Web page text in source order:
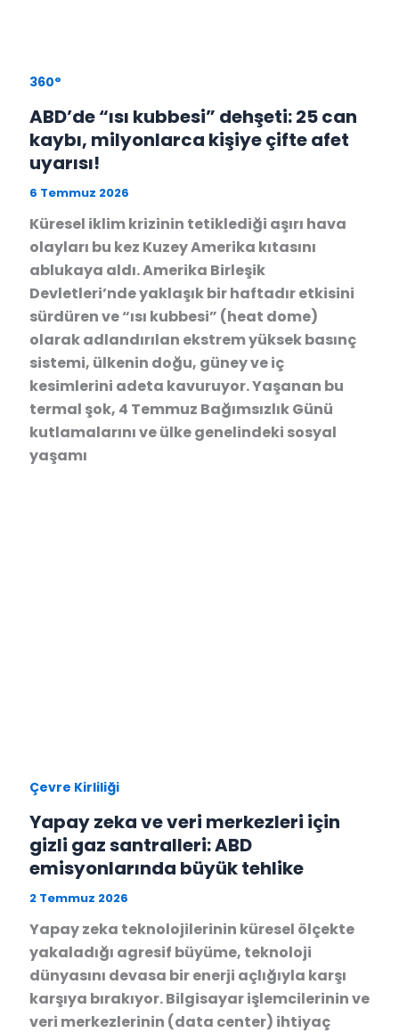
360°
ABD’de “ısı kubbesi” dehşeti: 25 can
kaybı, milyonlarca kişiye çifte afet
uyarısı!
6 Temmuz 2026
Küresel iklim krizinin tetiklediği aşırı hava
olayları bu kez Kuzey Amerika kıtasını
ablukaya aldı. Amerika Birleşik
Devletleri’nde yaklaşık bir haftadır etkisini
sürdüren ve “ısı kubbesi” (heat dome)
olarak adlandırılan ekstrem yüksek basınç
sistemi, ülkenin doğu, güney ve iç
kesimlerini adeta kavuruyor. Yaşanan bu
termal şok, 4 Temmuz Bağımsızlık Günü
kutlamalarını ve ülke genelindeki sosyal
yaşamı
Çevre Kirliliği
Yapay zeka ve veri merkezleri için
gizli gaz santralleri: ABD
emisyonlarında büyük tehlike
2 Temmuz 2026
Yapay zeka teknolojilerinin küresel ölçekte
yakaladığı agresif büyüme, teknoloji
dünyasını devasa bir enerji açlığıyla karşı
karşıya bırakıyor. Bilgisayar işlemcilerinin ve
veri merkezlerinin (data center) ihtiyaç